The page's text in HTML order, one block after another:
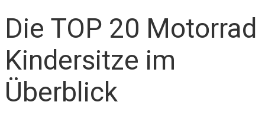
Die TOP 20 Motorrad
Kindersitze im
Überblick